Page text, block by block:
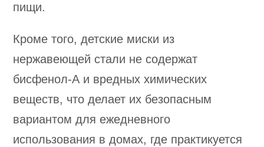
пищи.
Кроме того, детские миски из
нержавеющей стали не содержат
бисфенол-А и вредных химических
веществ, что делает их безопасным
вариантом для ежедневного
использования в домах, где практикуется